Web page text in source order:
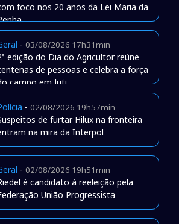
foco nos 20 anos da Lei Maria da
- 03/08/2026 17h31min
edição do Dia do Agricultor reúne
de pessoas e celebra a força
campo em Juti
- 02/08/2026 19h57min
de furtar Hilux na fronteira
na mira da Interpol
- 02/08/2026 19h51min
é candidato à reeleição pela
União Progressista